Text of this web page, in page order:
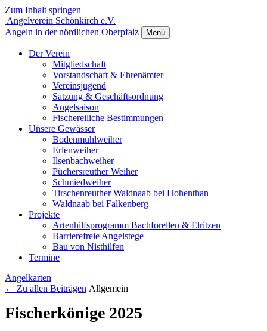
Zum Inhalt springen
Angelverein Schönkirch e.V.
Angeln in der nördlichen Oberpfalz
Menü
Der Verein
Mitgliedschaft
Vorstandschaft & Ehrenämter
Vereinsjugend
Satzung & Geschäftsordnung
Angelsaison
Fischereiliche Bestimmungen
Unsere Gewässer
Bodenmühlweiher
Erlenweiher
Ilsenbachweiher
Püchersreuther Weiher
Schmiedweiher
Tirschenreuther Waldnaab bei Hohenthan
Waldnaab bei Falkenberg
Projekte
Artenhilfsprogramm Bachforellen & Elritzen
Barrierefreie Angelstege
Bau von Nisthilfen
Termine
Angelkarten
← Zu allen Beiträgen Allgemein
Fischerkönige 2025